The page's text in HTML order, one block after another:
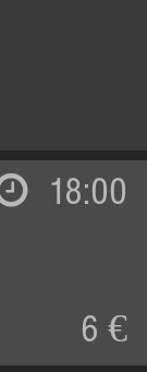
18:00
6 €